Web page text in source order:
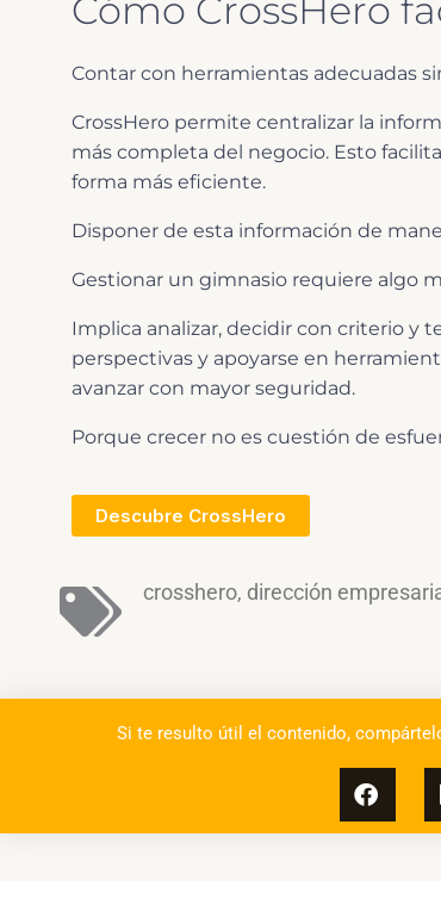
Cómo CrossHero
Contar con herramientas adecuadas
CrossHero permite centralizar la
más completa del negocio. Esto
forma más eficiente.
Disponer de esta información de
Gestionar un gimnasio requiere algo
Implica analizar, decidir con criterio y
perspectivas y apoyarse en
avanzar con mayor seguridad.
Porque crecer no es cuestión de
Descubre CrossHero
crosshero, dirección
Si te resulto útil el contenido,